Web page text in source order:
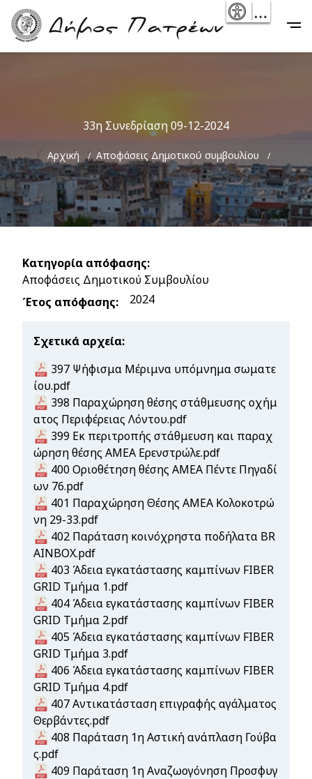
Skip
main
Main
navigation
33η Συνεδρίαση 09-12-2024
Breadcrumb
Αρχική Αποφάσεις Δημοτικού συμβουλίου
Κατηγορία απόφασης
Αποφάσεις Δημοτικού Συμβουλίου
Έτος απόφασης
2024
Σχετικά αρχεία
Document
397 Ψήφισμα Μέριμνα υπόμνημα σωματε
ίου.pdf
Document
398 Παραχώρηση θέσης στάθμευσης οχήμ
ατος Περιφέρειας Λόντου.pdf
Document
399 Εκ περιτροπής στάθμευση και παραχ
ώρηση θέσης ΑΜΕΑ Ερενστρώλε.pdf
Document
400 Οριοθέτηση θέσης ΑΜΕΑ Πέντε Πηγαδί
ων 76.pdf
Document
401 Παραχώρηση Θέσης ΑΜΕΑ Κολοκοτρώ
νη 29-33.pdf
Document
402 Παράταση κοινόχρηστα ποδήλατα BR
AINBOX.pdf
Document
403 Άδεια εγκατάστασης καμπίνων FIBER
GRID Τμήμα 1.pdf
Document
404 Άδεια εγκατάστασης καμπίνων FIBER
GRID Τμήμα 2.pdf
Document
405 Άδεια εγκατάστασης καμπίνων FIBER
GRID Τμήμα 3.pdf
Document
406 Άδεια εγκατάστασης καμπίνων FIBER
GRID Τμήμα 4.pdf
Document
407 Αντικατάσταση επιγραφής αγάλματος
Θερβάντες.pdf
Document
408 Παράταση 1η Αστική ανάπλαση Γούβα
ς.pdf
Document
409 Παράταση 1η Αναζωογόνηση Προσφυγ